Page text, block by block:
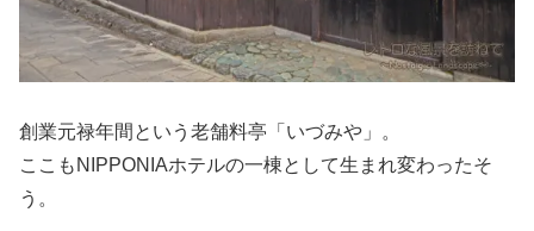
創業元禄年間という老舗料亭「いづみや」。
ここもNIPPONIAホテルの一棟として生まれ変わったそ
う。